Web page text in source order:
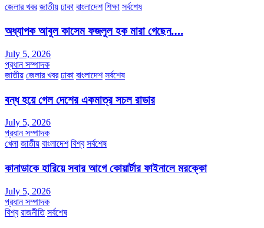
জেলার খবর জাতীয় ঢাকা বাংলাদেশ শিক্ষা সর্বশেষ
অধ্যাপক আবুল কাসেম ফজলুল হক মারা গেছেন….
July 5, 2026
প্রধান সম্পাদক
জাতীয় জেলার খবর ঢাকা বাংলাদেশ সর্বশেষ
বন্ধ হয়ে গেল দেশের একমাত্র সচল রাডার
July 5, 2026
প্রধান সম্পাদক
খেলা জাতীয় বাংলাদেশ বিশ্ব সর্বশেষ
কানাডাকে হারিয়ে সবার আগে কোয়ার্টার ফাইনালে মরক্কো
July 5, 2026
প্রধান সম্পাদক
বিশ্ব রাজনীতি সর্বশেষ